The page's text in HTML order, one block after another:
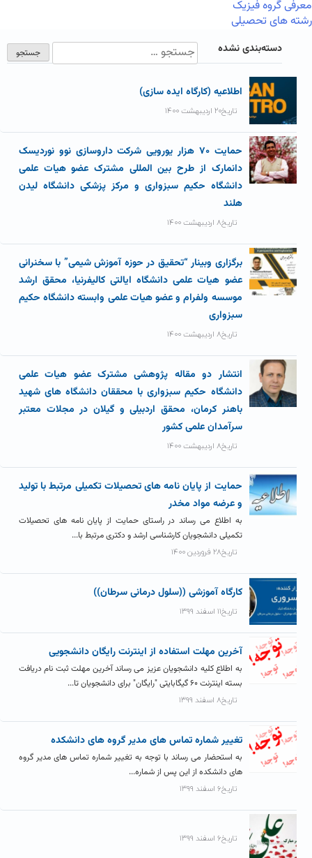
معرفی گروه فیزیک
رشته های تحصیلی
دسته‌بندی نشده
اطلاعیه (کارگاه ایده سازی)
تاریخ۲۰ اردیبهشت ۱۴۰۰
حمایت ۷۰ هزار یورویی شرکت داروسازی نوو نوردیسک
دانمارک از طرح بین المللی مشترک عضو هیات علمی
دانشگاه حکیم سبزواری و مرکز پزشکی دانشگاه لیدن
هلند
تاریخ۸ اردیبهشت ۱۴۰۰
برگزاری وبینار “تحقیق در حوزه آموزش شیمی” با سخنرانی
عضو هیات علمی دانشگاه ایالتی کالیفرنیا، محقق ارشد
موسسه ولفرام و عضو هیات علمی وابسته دانشگاه حکیم
سبزواری
تاریخ۸ اردیبهشت ۱۴۰۰
انتشار دو مقاله پژوهشی مشترک عضو هیات علمی
دانشگاه حکیم سبزواری با محققان دانشگاه های شهید
باهنر کرمان، محقق اردبیلی و گیلان در مجلات معتبر
سرآمدان علمی کشور
تاریخ۸ اردیبهشت ۱۴۰۰
حمایت از پایان نامه های تحصیلات تکمیلی مرتبط با تولید
و عرضه مواد مخدر
به اطلاع می رساند در راستای حمایت از پایان نامه های تحصیلات
تکمیلی دانشجویان کارشناسی ارشد و دکتری مرتبط با...
تاریخ۲۸ فروردین ۱۴۰۰
کارگاه آموزشی ((سلول درمانی سرطان))
تاریخ۱۱ اسفند ۱۳۹۹
آخرین مهلت استفاده از اینترنت رایگان دانشجویی
به اطلاع کلیه دانشجویان عزیز می رساند آخرین مهلت ثبت نام دریافت
بسته اینترنت ۶۰ گیگابایتی "رایگان" برای دانشجویان تا...
تاریخ۸ اسفند ۱۳۹۹
تغییر شماره تماس های مدیر گروه های دانشکده
به استحضار می رساند با توجه به تغییر شماره تماس های مدیر گروه
های دانشکده از این پس از شماره...
تاریخ۶ اسفند ۱۳۹۹
تاریخ۶ اسفند ۱۳۹۹